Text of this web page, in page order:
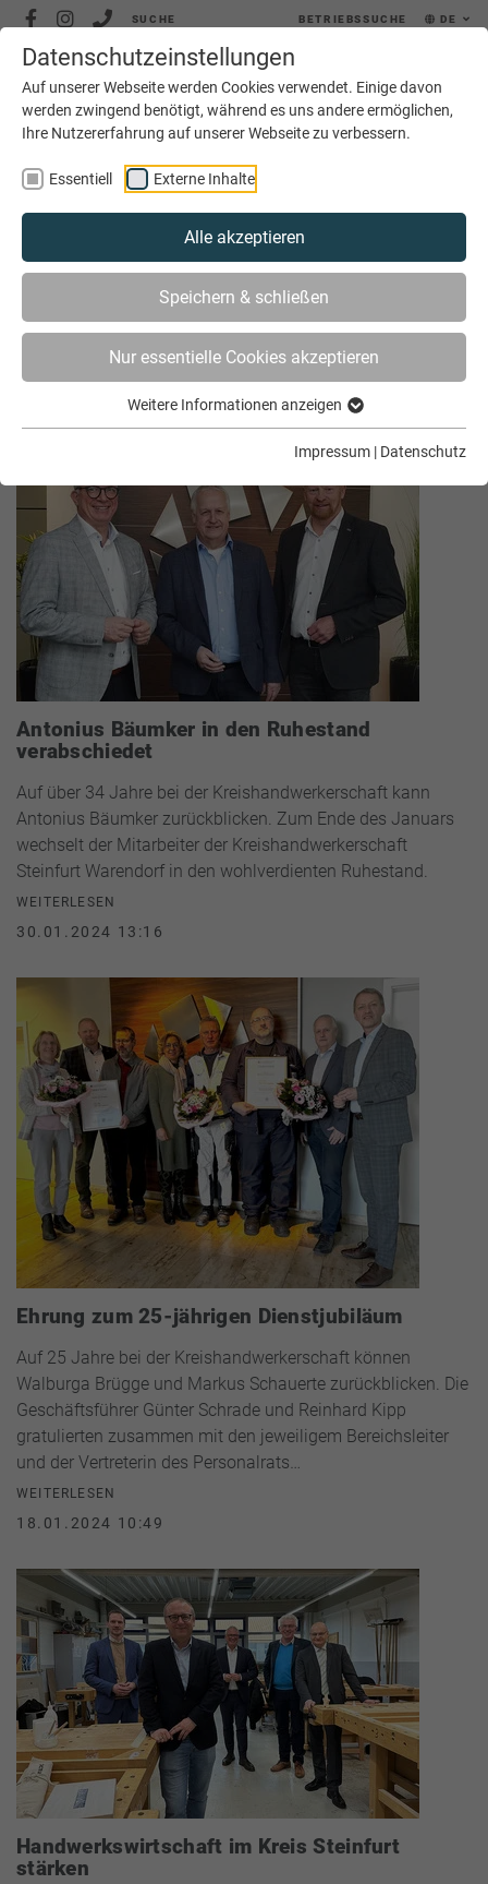
Datenschutzeinstellungen
Auf unserer Webseite werden Cookies verwendet. Einige davon
werden zwingend benötigt, während es uns andere ermöglichen,
Ihre Nutzererfahrung auf unserer Webseite zu verbessern.
Essentiell Externe Inhalte
Alle akzeptieren
Speichern & schließen
Nur essentielle Cookies akzeptieren
Weitere Informationen anzeigen
Impressum | Datenschutz
SUCHE BETRIEBSSUCHE DE
MENÜ
AKTUELLES ARCHIV
Archiv Januar 2024
Antonius Bäumker in den Ruhestand
verabschiedet
Auf über 34 Jahre bei der Kreishandwerkerschaft kann
Antonius Bäumker zurückblicken. Zum Ende des Januars
wechselt der Mitarbeiter der Kreishandwerkerschaft
Steinfurt Warendorf in den wohlverdienten Ruhestand.
WEITERLESEN
30.01.2024 13:16
Ehrung zum 25-jährigen Dienstjubiläum
Auf 25 Jahre bei der Kreishandwerkerschaft können
Walburga Brügge und Markus Schauerte zurückblicken. Die
Geschäftsführer Günter Schrade und Reinhard Kipp
gratulierten zusammen mit den jeweiligem Bereichsleiter
und der Vertreterin des Personalrats…
WEITERLESEN
18.01.2024 10:49
Handwerkswirtschaft im Kreis Steinfurt
stärken